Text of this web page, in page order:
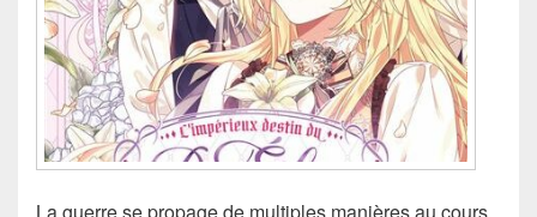
La guerre se propage de multiples manières au cours